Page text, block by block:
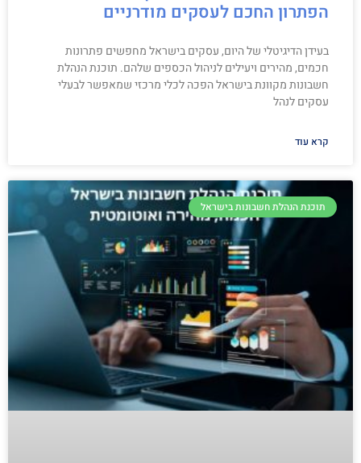
הפתרון החכם לעסקים מודרניים
בעידן הדיגיטלי של היום, עסקים בישראל מחפשים פתרונות
חכמים, מהירים ויעילים לניהול הכספים שלהם. תוכנת הנהלת
חשבונות מקוונת בישראל הפכה לכלי מרכזי שמאפשר לבעלי
עסקים לנהל
קרא עוד
תוכנת הנהלת חשבונות בישראל